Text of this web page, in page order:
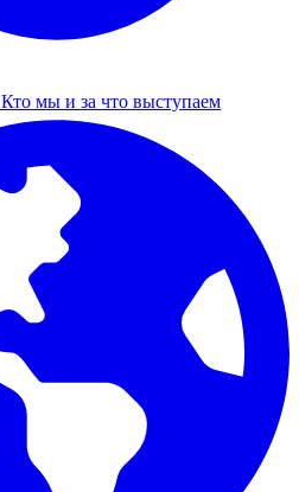
Кто мы и за что выступаем